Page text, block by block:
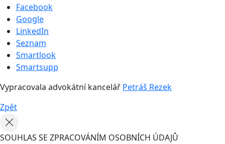
Facebook
Google
LinkedIn
Seznam
Smartlook
Smartsupp
Vypracovala advokátní kancelář Petráš Rezek
Zpět
SOUHLAS SE ZPRACOVÁNÍM OSOBNÍCH ÚDAJŮ